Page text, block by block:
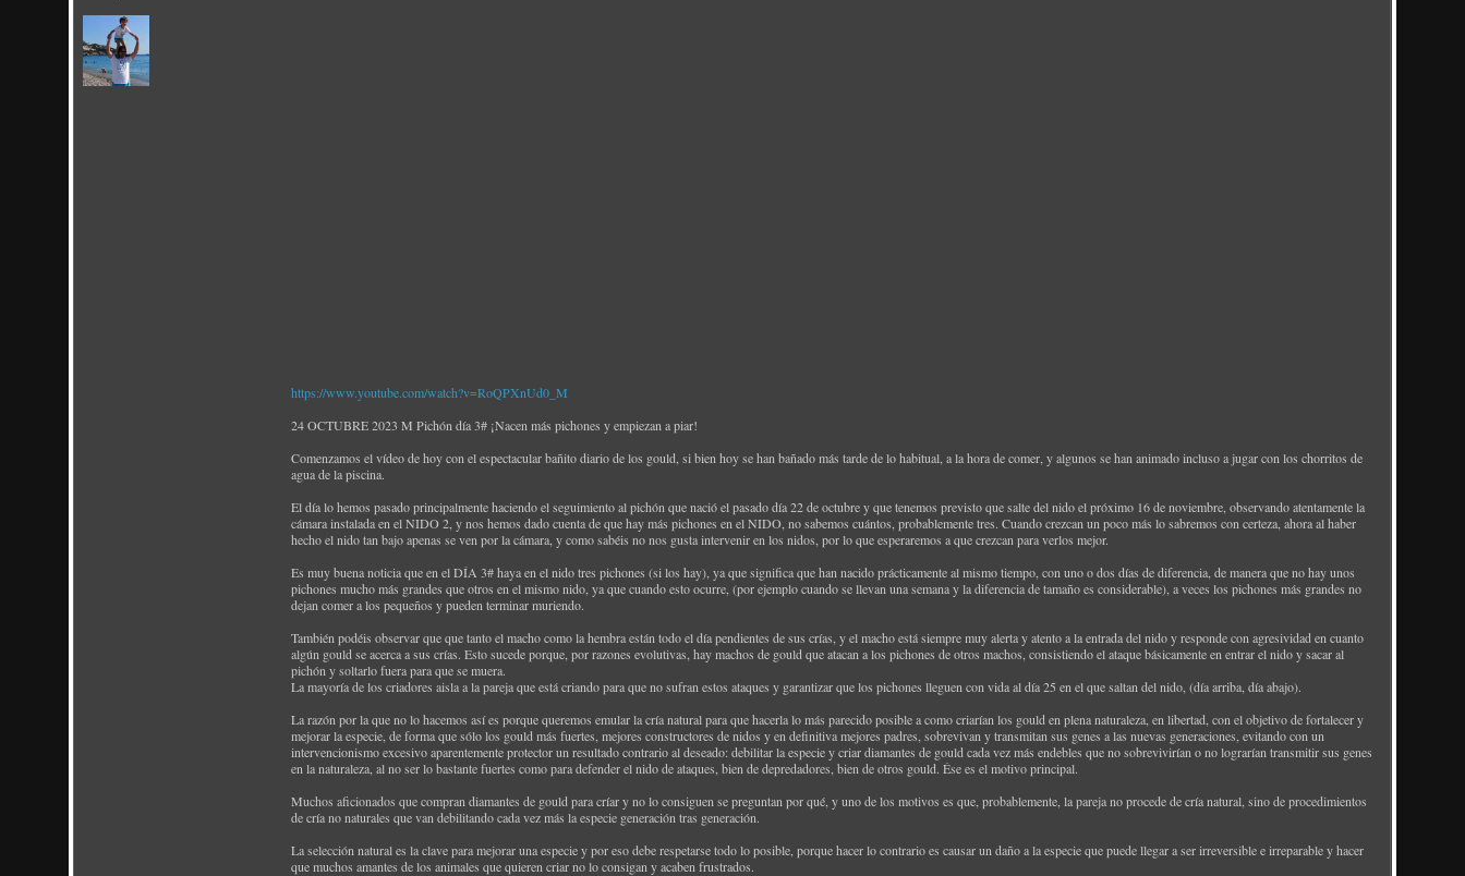
https://www.youtube.com/watch?v=RoQPXnUd0_M
24 OCTUBRE 2023 M Pichón día 3# ¡Nacen más pichones y empiezan a piar!
Comenzamos el vídeo de hoy con el espectacular bañito diario de los gould, si bien hoy se han bañado más tarde de lo habitual, a la hora de comer, y algunos se han animado incluso a jugar con los chorritos de
agua de la piscina.
El día lo hemos pasado principalmente haciendo el seguimiento al pichón que nació el pasado día 22 de octubre y que tenemos previsto que salte del nido el próximo 16 de noviembre, observando atentamente la
cámara instalada en el NIDO 2, y nos hemos dado cuenta de que hay más pichones en el NIDO, no sabemos cuántos, probablemente tres. Cuando crezcan un poco más lo sabremos con certeza, ahora al haber
hecho el nido tan bajo apenas se ven por la cámara, y como sabéis no nos gusta intervenir en los nidos, por lo que esperaremos a que crezcan para verlos mejor.
Es muy buena noticia que en el DÍA 3# haya en el nido tres pichones (si los hay), ya que significa que han nacido prácticamente al mismo tiempo, con uno o dos días de diferencia, de manera que no hay unos
pichones mucho más grandes que otros en el mismo nido, ya que cuando esto ocurre, (por ejemplo cuando se llevan una semana y la diferencia de tamaño es considerable), a veces los pichones más grandes no
dejan comer a los pequeños y pueden terminar muriendo.
También podéis observar que que tanto el macho como la hembra están todo el día pendientes de sus crías, y el macho está siempre muy alerta y atento a la entrada del nido y responde con agresividad en cuanto
algún gould se acerca a sus crías. Esto sucede porque, por razones evolutivas, hay machos de gould que atacan a los pichones de otros machos, consistiendo el ataque básicamente en entrar el nido y sacar al
pichón y soltarlo fuera para que se muera.
La mayoría de los criadores aisla a la pareja que está criando para que no sufran estos ataques y garantizar que los pichones lleguen con vida al día 25 en el que saltan del nido, (día arriba, día abajo).
La razón por la que no lo hacemos así es porque queremos emular la cría natural para que hacerla lo más parecido posible a como criarían los gould en plena naturaleza, en libertad, con el objetivo de fortalecer y
mejorar la especie, de forma que sólo los gould más fuertes, mejores constructores de nidos y en definitiva mejores padres, sobrevivan y transmitan sus genes a las nuevas generaciones, evitando con un
intervencionismo excesivo aparentemente protector un resultado contrario al deseado: debilitar la especie y criar diamantes de gould cada vez más endebles que no sobrevivirían o no lograrían transmitir sus genes
en la naturaleza, al no ser lo bastante fuertes como para defender el nido de ataques, bien de depredadores, bien de otros gould. Ése es el motivo principal.
Muchos aficionados que compran diamantes de gould para críar y no lo consiguen se preguntan por qué, y uno de los motivos es que, probablemente, la pareja no procede de cría natural, sino de procedimientos
de cría no naturales que van debilitando cada vez más la especie generación tras generación.
La selección natural es la clave para mejorar una especie y por eso debe respetarse todo lo posible, porque hacer lo contrario es causar un daño a la especie que puede llegar a ser irreversible e irreparable y hacer
que muchos amantes de los animales que quieren criar no lo consigan y acaben frustrados.